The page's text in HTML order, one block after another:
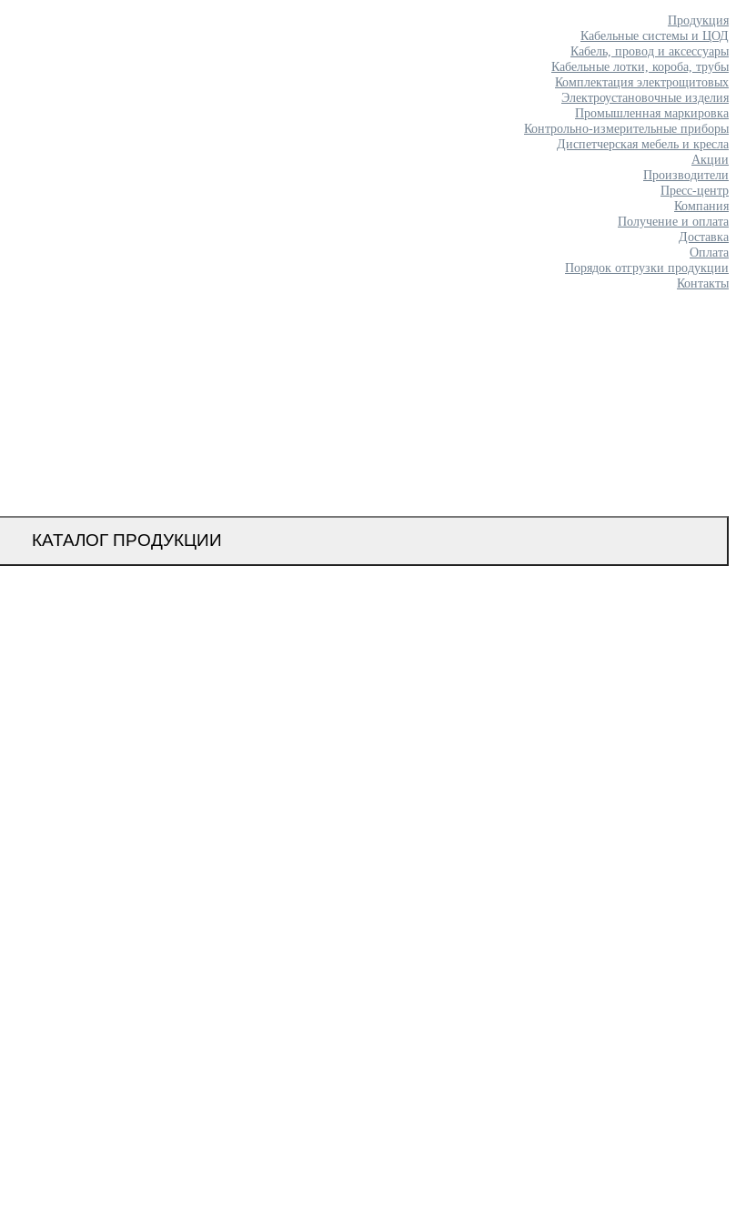
Продукция
Кабельные системы и ЦОД
Кабель, провод и аксессуары
Кабельные лотки, короба, трубы
Комплектация электрощитовых
Электроустановочные изделия
Промышленная маркировка
Контрольно-измерительные приборы
Диспетчерская мебель и кресла
Акции
Производители
Пресс-центр
Компания
Получение и оплата
Доставка
Оплата
Порядок отгрузки продукции
Контакты
КАТАЛОГ ПРОДУКЦИИ